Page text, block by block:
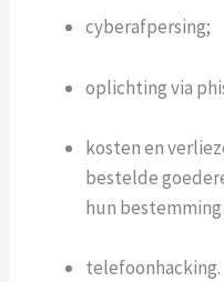
cyberafpersing;
oplichting via
kosten en
bestelde
hun
telefoonhacking.